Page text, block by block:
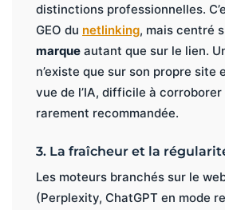
distinctions professionnelles.
GEO du netlinking, mais centré
marque autant que sur le lien.
n’existe que sur son propre site
vue de l’IA, difficile à
rarement recommandée.
3. La fraîcheur et la
Les moteurs branchés sur le
(Perplexity, ChatGPT en mode